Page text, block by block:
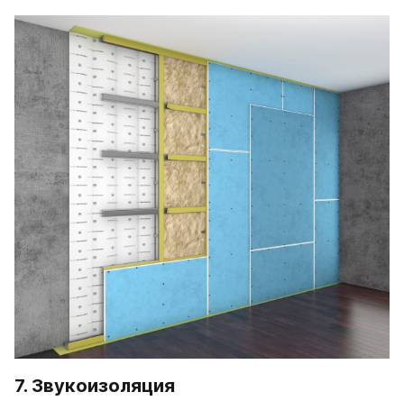
7. Звукоизоляция